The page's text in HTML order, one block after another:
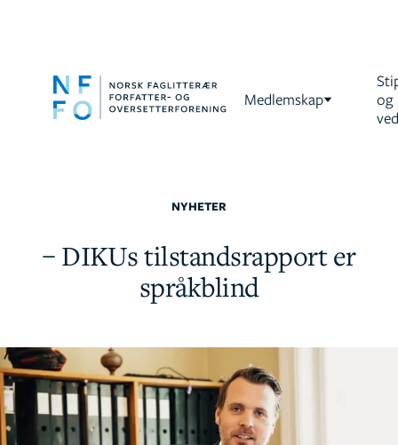
Medlemskap
og
NYHETER
– DIKUs tilstandsrapport er
språkblind